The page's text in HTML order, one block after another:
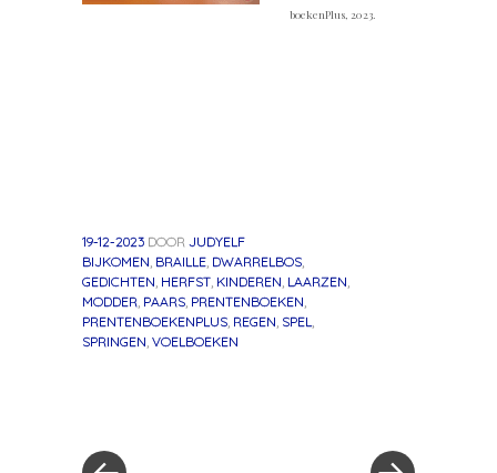
boeken­Plus, 2023.
19-12-2023 DOOR JUDYELF
BIJKOMEN BRAILLE DWARRELBOS
GEDICHTEN HERFST KINDEREN LAARZEN
MODDER PAARS PRENTENBOEKEN
PRENTENBOEKENPLUS REGEN SPEL
SPRINGEN VOELBOEKEN